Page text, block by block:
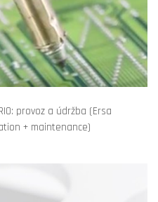
provoz a údržba (Ersa
+ maintenance)